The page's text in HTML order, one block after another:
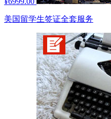
美国留学生签证全套服务